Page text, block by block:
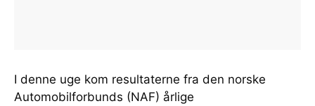
I denne uge kom resultaterne fra den norske
Automobilforbunds (NAF) årlige